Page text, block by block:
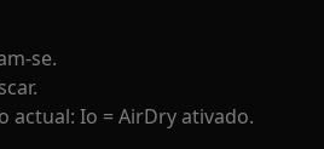
se.
actual: Io = AirDry ativado.